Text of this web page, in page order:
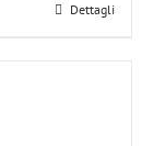
Dettagli